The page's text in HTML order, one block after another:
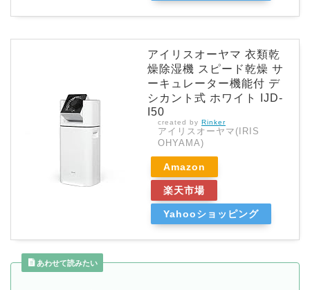
アイリスオーヤマ 衣類乾
燥除湿機 スピード乾燥 サ
ーキュレーター機能付 デ
シカント式 ホワイト IJD-
I50
created by Rinker
アイリスオーヤマ(IRIS
OHYAMA)
Amazon
楽天市場
Yahooショッピング
あわせて読みたい